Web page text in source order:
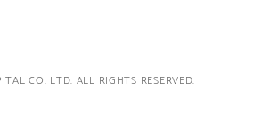
CO. LTD. ALL RIGHTS RESERVED.